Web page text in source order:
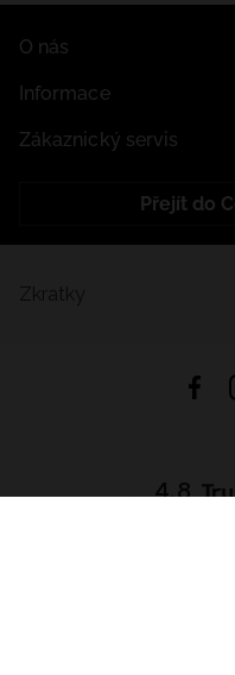
O nás
Informace
Zákaznický servis
Přejít do
4.8